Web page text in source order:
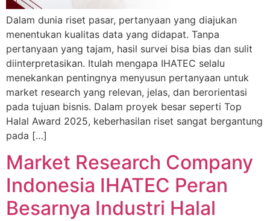
Dalam dunia riset pasar, pertanyaan yang diajukan
menentukan kualitas data yang didapat. Tanpa
pertanyaan yang tajam, hasil survei bisa bias dan sulit
diinterpretasikan. Itulah mengapa IHATEC selalu
menekankan pentingnya menyusun pertanyaan untuk
market research yang relevan, jelas, dan berorientasi
pada tujuan bisnis. Dalam proyek besar seperti Top
Halal Award 2025, keberhasilan riset sangat bergantung
pada […]
Market Research Company
Indonesia IHATEC Peran
Besarnya Industri Halal